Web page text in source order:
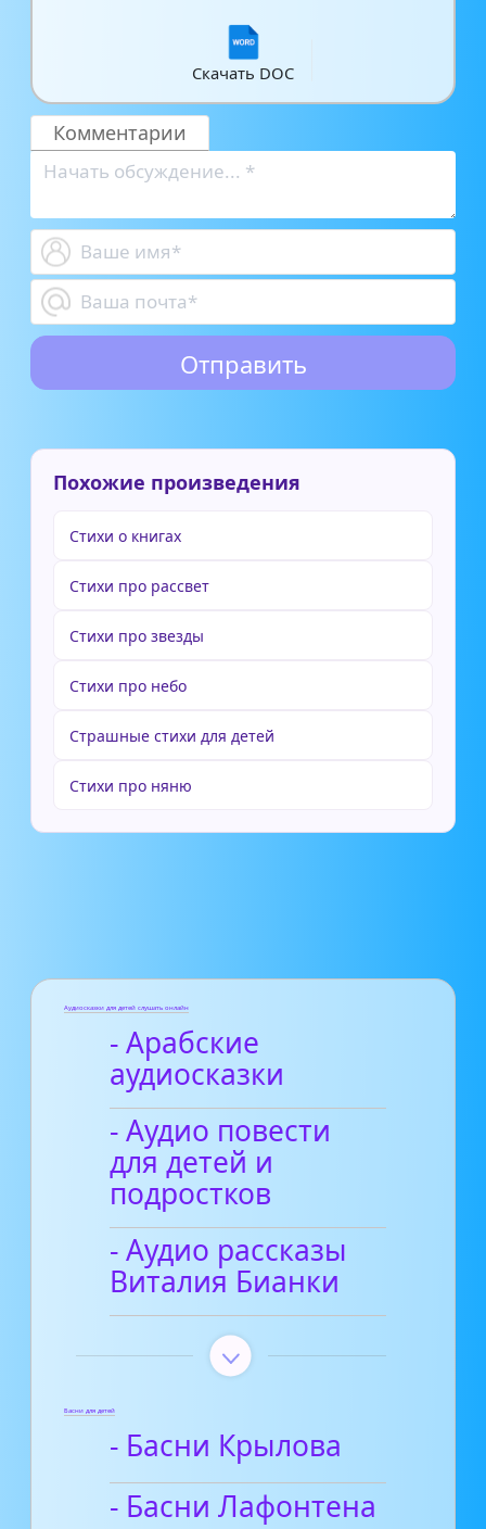
Скачать DOC
Комментарии
Похожие произведения
Стихи о книгах
Стихи про рассвет
Стихи про звезды
Стихи про небо
Страшные стихи для детей
Стихи про няню
Аудиосказки для детей слушать онлайн
- Арабские
аудиосказки
- Аудио повести
для детей и
подростков
- Аудио рассказы
Виталия Бианки
Басни для детей
- Басни Крылова
- Басни Лафонтена